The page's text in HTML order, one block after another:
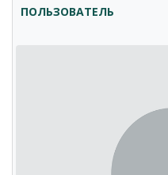
ПОЛЬЗОВАТЕЛЬ